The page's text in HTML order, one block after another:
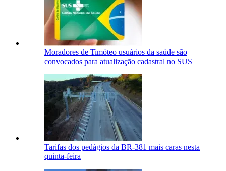
Moradores de Timóteo usuários da saúde são
convocados para atualização cadastral no SUS
Tarifas dos pedágios da BR-381 mais caras nesta
quinta-feira